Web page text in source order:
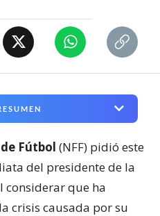
Fútbol (NFF) pidió este
del presidente de la
considerar que ha
crisis causada por su